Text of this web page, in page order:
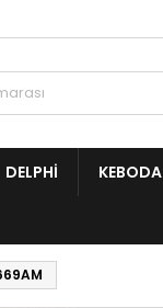
DELPHI KEBODA